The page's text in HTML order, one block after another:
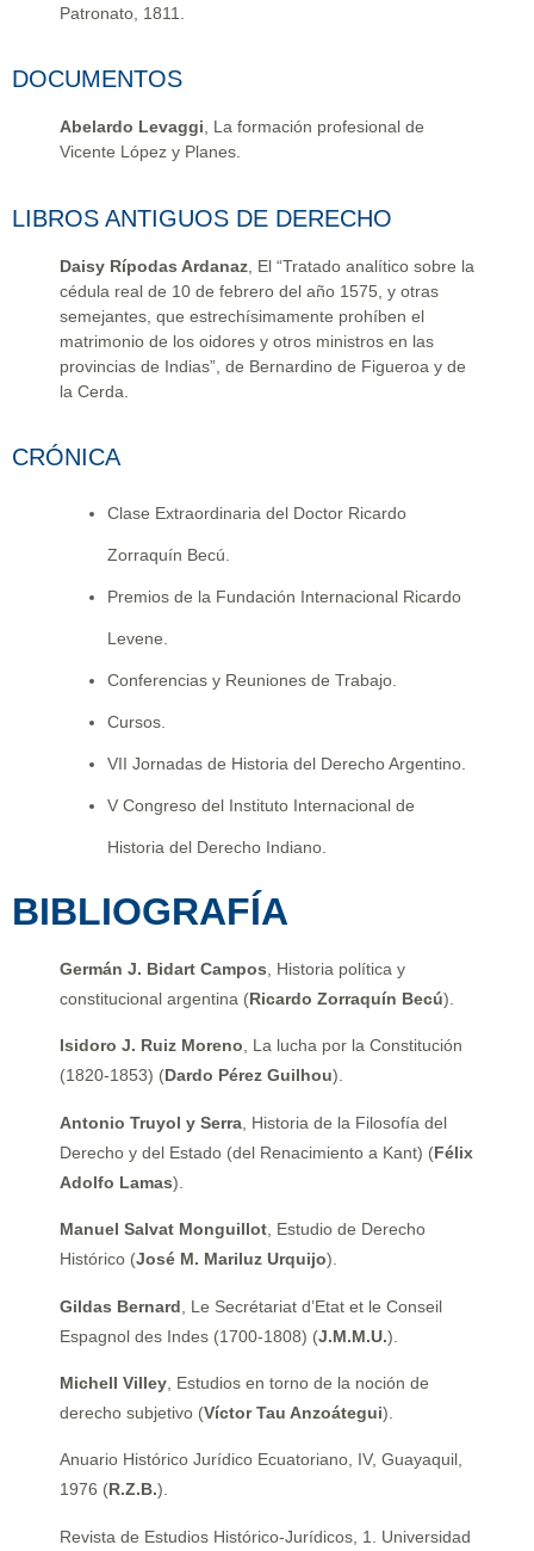
Patronato, 1811.
DOCUMENTOS
Abelardo Levaggi, La formación profesional de
Vicente López y Planes.
LIBROS ANTIGUOS DE DERECHO
Daisy Rípodas Ardanaz , El “Tratado analítico sobre la
cédula real de 10 de febrero del año 1575, y otras
semejantes, que estrechísimamente prohíben el
matrimonio de los oidores y otros ministros en las
provincias de Indias”, de Bernardino de Figueroa y de
la Cerda.
CRÓNICA
Clase Extraordinaria del Doctor Ricardo
Zorraquín Becú.
Premios de la Fundación Internacional Ricardo
Levene.
Conferencias y Reuniones de Trabajo.
Cursos.
VII Jornadas de Historia del Derecho Argentino.
V Congreso del Instituto Internacional de
Historia del Derecho Indiano.
BIBLIOGRAFÍA
Germán J. Bidart Campos , Historia política y
constitucional argentina (Ricardo Zorraquín Becú).
Isidoro J. Ruiz Moreno, La lucha por la Constitución
(1820-1853) (Dardo Pérez Guilhou).
Antonio Truyol y Serra , Historia de la Filosofía del
Derecho y del Estado (del Renacimiento a Kant) (Félix
Adolfo Lamas).
Manuel Salvat Monguillot, Estudio de Derecho
Histórico (José M. Mariluz Urquijo).
Gildas Bernard , Le Secrétariat d’Etat et le Conseil
Espagnol des Indes (1700-1808) (J.M.M.U.).
Michell Villey , Estudios en torno de la noción de
derecho subjetivo (Víctor Tau Anzoátegui).
Anuario Histórico Jurídico Ecuatoriano, IV, Guayaquil,
1976 (R.Z.B.).
Revista de Estudios Histórico-Jurídicos, 1. Universidad